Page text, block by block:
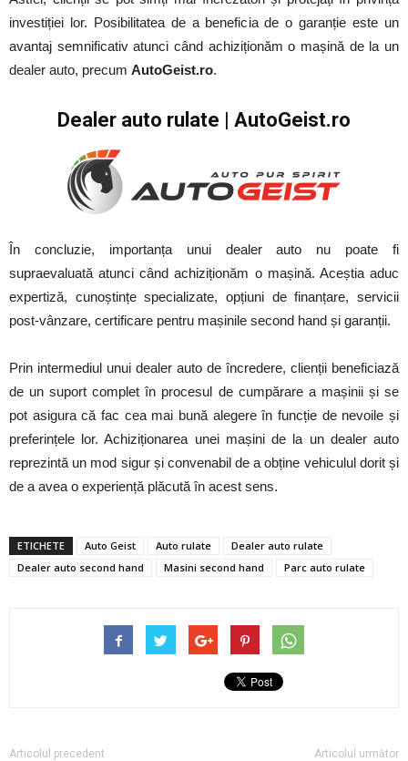
investiției lor. Posibilitatea de a beneficia de o garanție este un
avantaj semnificativ atunci când achiziționăm o mașină de la un
dealer auto, precum AutoGeist.ro.
Dealer auto rulate | AutoGeist.ro
În concluzie, importanța unui dealer auto nu poate fi
supraevaluată atunci când achiziționăm o mașină. Aceștia aduc
expertiză, cunoștințe specializate, opțiuni de finanțare, servicii
post-vânzare, certificare pentru mașinile second hand și garanții.
Prin intermediul unui dealer auto de încredere, clienții beneficiază
de un suport complet în procesul de cumpărare a mașinii și se
pot asigura că fac cea mai bună alegere în funcție de nevoile și
preferințele lor. Achiziționarea unei mașini de la un dealer auto
reprezintă un mod sigur și convenabil de a obține vehiculul dorit și
de a avea o experiență plăcută în acest sens.
ETICHETE Auto Geist Auto rulate
Dealer auto rulate
Dealer auto second hand
Masini second hand Parc auto rulate
Articolul precedent Articolul următor